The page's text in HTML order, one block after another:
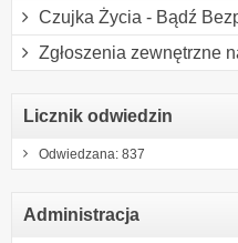
Czujka Życia - Bądź
Zgłoszenia zewnętrzne
Licznik odwiedzin
Odwiedzana: 837
Administracja